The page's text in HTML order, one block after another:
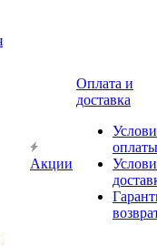
Акции
Оплата и
доставка
оплаты